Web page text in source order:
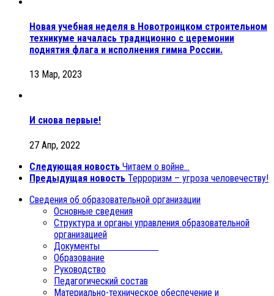
Новая учебная неделя в Новотроицком строительном
техникуме началась традиционно с церемонии
поднятия флага и исполнения гимна России.
13 Мар, 2023
И снова первые!
27 Апр, 2022
Следующая новость Читаем о войне…
Предыдущая новость Терроризм – угроза человечеству!
Сведения об образовательной организации
Основные сведения
Структура и органы управления образовательной
организацией
Документы
Образование
Руководство
Педагогический состав
Материально-техническое обеспечение и